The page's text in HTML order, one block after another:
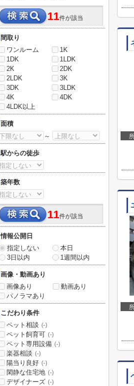
11件が該当
間取り
ワンルーム
1K
1DK
1LDK
2K
2DK
2LDK
3K
3DK
3LDK
4K
4DK
4LDK以上
面積
～
駅からの徒歩
築年数
11件が該当
情報公開日
指定しない
本日
3日以内
1週間以内
画像・動画あり
画像あり
動画あり
パノラマあり
こだわり条件
ペット相談 (-)
ペット飼育可 (-)
ペット専用設備 (-)
楽器相談 (-)
陽当り良好 (-)
閑静な住宅地 (-)
デザイナーズ (-)